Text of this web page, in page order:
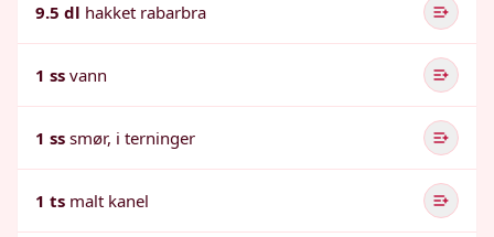
9.5 dl hakket rabarbra
1 ss vann
1 ss smør, i terninger
1 ts malt kanel